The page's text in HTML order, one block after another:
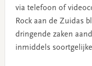
via telefoon of
Rock aan de Zuidas
dringende zaken
inmiddels soortgelijke